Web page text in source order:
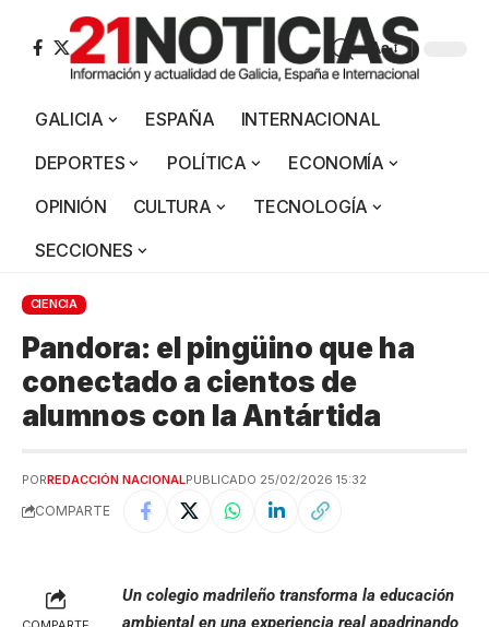
Aa
GALICIA ESPAÑA
INTERNACIONAL
DEPORTES
POLÍTICA
ECONOMÍA
OPINIÓN
CULTURA
TECNOLOGÍA
SECCIONES
CIENCIA
Pandora: el pingüino que ha
conectado a cientos de
alumnos con la Antártida
PORREDACCIÓN NACIONALPUBLICADO 25/02/2026 15:32
COMPARTE
Un colegio madrileño transforma la educación
ambiental en una experiencia real apadrinando